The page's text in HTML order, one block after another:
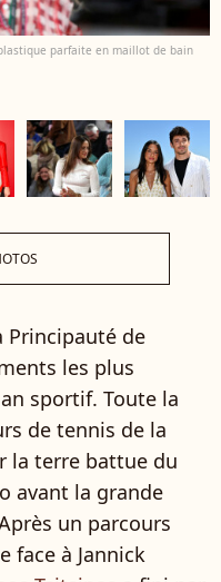
parfaite en maillot de bain
Principauté de
les plus
sportif. Toute la
de tennis de la
la terre battue du
avant la grande
un parcours
face à Jannick